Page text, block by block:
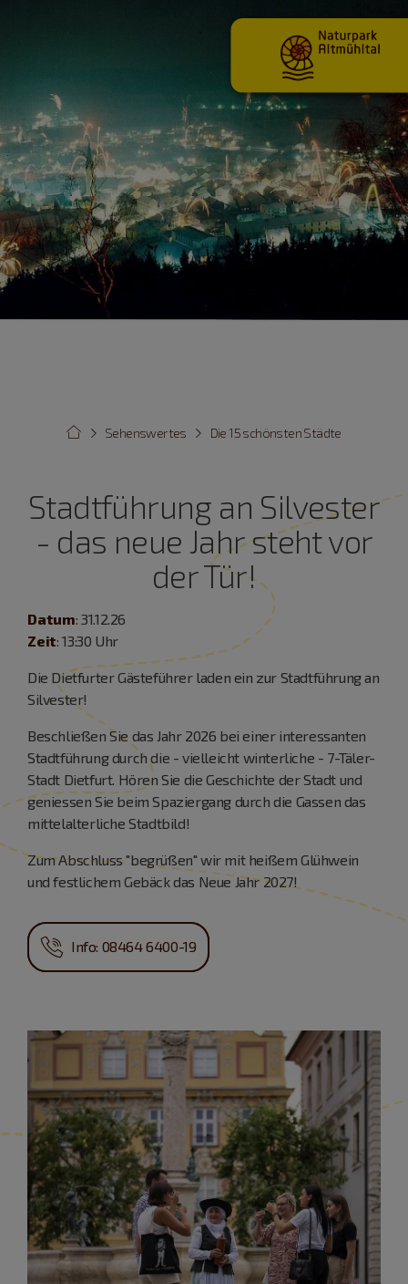
Die 15 schönsten Städte
Sehenswertes
Stadtführung an Silvester
- das neue Jahr steht vor
der Tür!
Datum: 31.12.26
Zeit: 13:30 Uhr
Die Dietfurter Gästeführer laden ein zur Stadtführung an
Silvester!
Beschließen Sie das Jahr 2026 bei einer interessanten
Stadtführung durch die - vielleicht winterliche - 7-Täler-
Stadt Dietfurt. Hören Sie die Geschichte der Stadt und
geniessen Sie beim Spaziergang durch die Gassen das
mittelalterliche Stadtbild!
Zum Abschluss "begrüßen" wir mit heißem Glühwein
und festlichem Gebäck das Neue Jahr 2027!
Info: 08464 6400-19